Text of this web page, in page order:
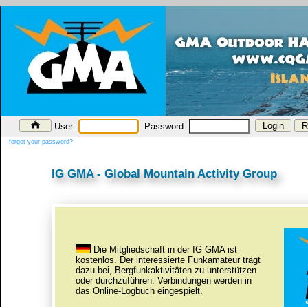
User: Password:
forgot your password?
IG GMA - Global Mountain Activity Group
Die Mitgliedschaft in der IG GMA ist
kostenlos. Der interessierte Funkamateur trägt
dazu bei, Bergfunkaktivitäten zu unterstützen
oder durchzuführen. Verbindungen werden in
das Online-Logbuch eingespielt.